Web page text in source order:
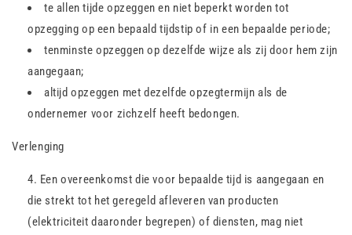
te allen tijde opzeggen en niet beperkt worden tot
opzegging op een bepaald tijdstip of in een bepaalde periode;
tenminste opzeggen op dezelfde wijze als zij door hem zijn
aangegaan;
altijd opzeggen met dezelfde opzegtermijn als de
ondernemer voor zichzelf heeft bedongen.
Verlenging
Een overeenkomst die voor bepaalde tijd is aangegaan en
die strekt tot het geregeld afleveren van producten
(elektriciteit daaronder begrepen) of diensten, mag niet